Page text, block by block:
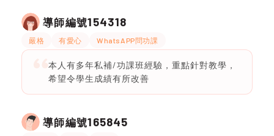
導師編號154318
嚴格 有愛心 WhatsAPP問功課
本人有多年私補/功課班經驗，重點針對教學，
希望令學生成績有所改善
導師編號165845